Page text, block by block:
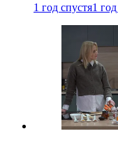
1 год спустя1